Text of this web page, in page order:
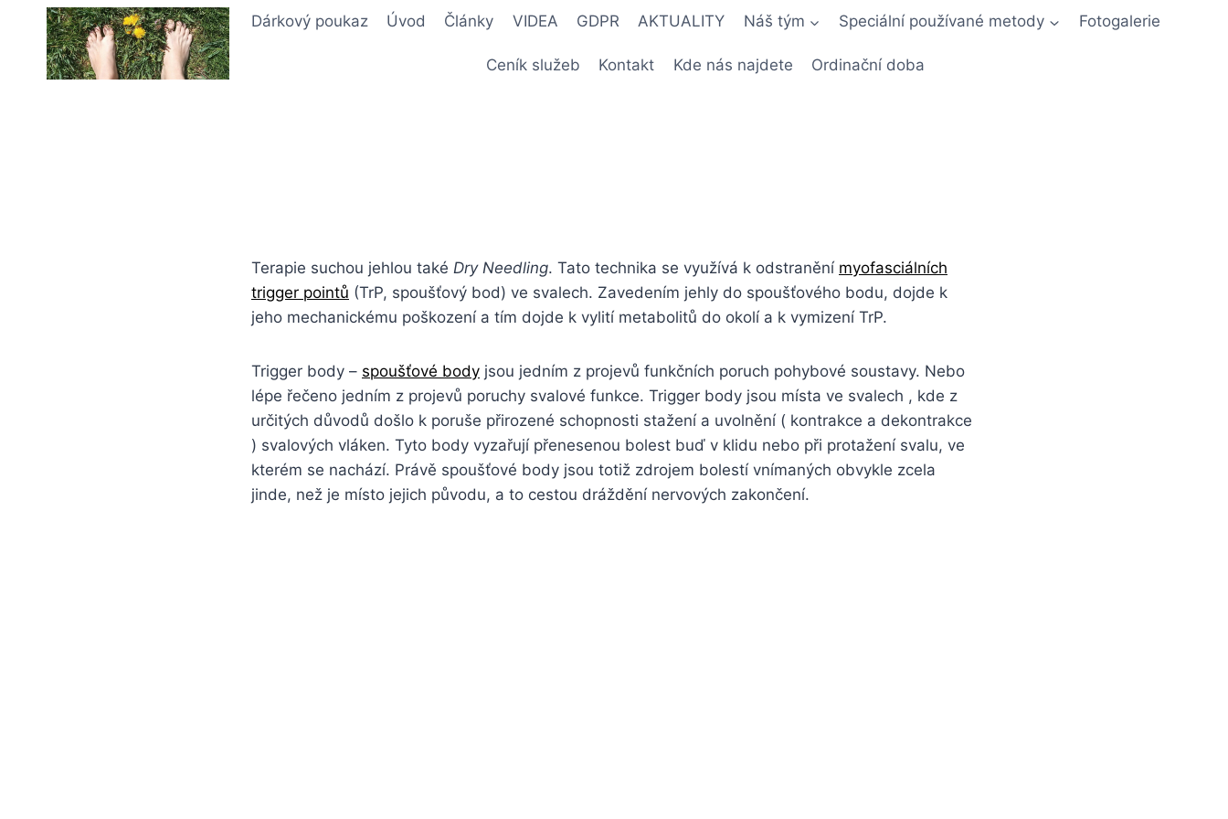
Přeskočit
Dárkový poukaz Úvod Články VIDEA GDPR AKTUALITY Náš tým Speciální používané metody Fotogalerie
Ceník služeb Kontakt Kde nás najdete Ordinační doba
Terapie suchou jehlou také Dry Needling. Tato technika se využívá k odstranění myofasciálních
trigger pointů (TrP, spoušťový bod) ve svalech. Zavedením jehly do spoušťového bodu, dojde k
jeho mechanickému poškození a tím dojde k vylití metabolitů do okolí a k vymizení TrP.
Trigger body – spoušťové body jsou jedním z projevů funkčních poruch pohybové soustavy. Nebo
lépe řečeno jedním z projevů poruchy svalové funkce. Trigger body jsou místa ve svalech , kde z
určitých důvodů došlo k poruše přirozené schopnosti stažení a uvolnění ( kontrakce a dekontrakce
) svalových vláken. Tyto body vyzařují přenesenou bolest buď v klidu nebo při protažení svalu, ve
kterém se nachází. Právě spoušťové body jsou totiž zdrojem bolestí vnímaných obvykle zcela
jinde, než je místo jejich původu, a to cestou dráždění nervových zakončení.